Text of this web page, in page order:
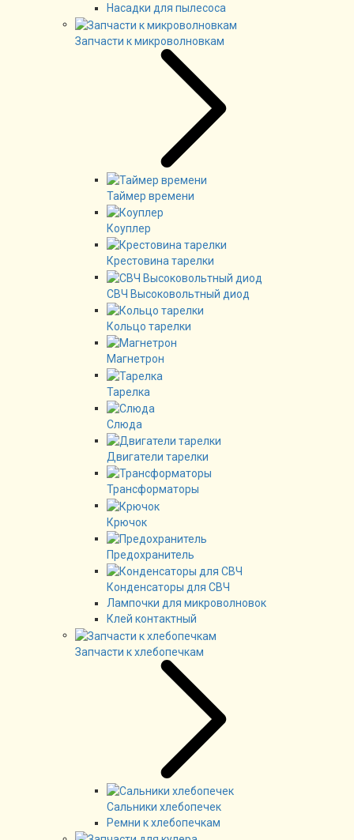
Насадки для пылесоса
Запчасти к микроволновкам
Таймер времени
Коуплер
Крестовина тарелки
СВЧ Высоковольтный диод
Кольцо тарелки
Магнетрон
Тарелка
Слюда
Двигатели тарелки
Трансформаторы
Крючок
Предохранитель
Конденсаторы для СВЧ
Лампочки для микроволновок
Клей контактный
Запчасти к хлебопечкам
Сальники хлебопечек
Ремни к хлебопечкам